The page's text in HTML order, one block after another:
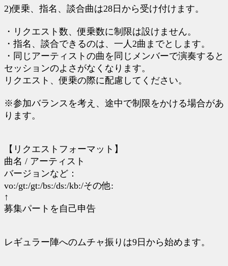
2)便乗、指名、談合曲は28日から受け付けます。
・リクエスト数、便乗数に制限は設けません。
・指名、談合できるのは、一人2曲までとします。
・同じアーティストの曲を同じメンバーで演奏すると
セッションのよさがなくなります。
リクエスト、便乗の際に配慮してください。
※参加バランスを考え、途中で制限をかける場合があ
ります。
【リクエストフォーマット】
曲名 / アーティスト
バージョンなど：
vo:/gt:/gt:/bs:/ds:/kb:/その他:
↑
募集パートを自己申告
レギュラー陣へのムチャ振りは9日から始めます。